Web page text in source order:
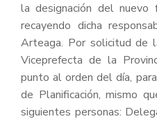
la designación del nuevo
recayendo dicha
Arteaga. Por solicitud de
Viceprefecta de la
punto al orden del día,
de Planificación, mismo
siguientes personas: